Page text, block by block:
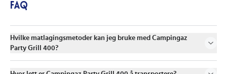
FAQ
Hvilke matlagingsmetoder kan jeg bruke med Campingaz
Party Grill 400?